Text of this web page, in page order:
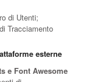
di Utenti;
Tracciamento
esterne
e Font Awesome